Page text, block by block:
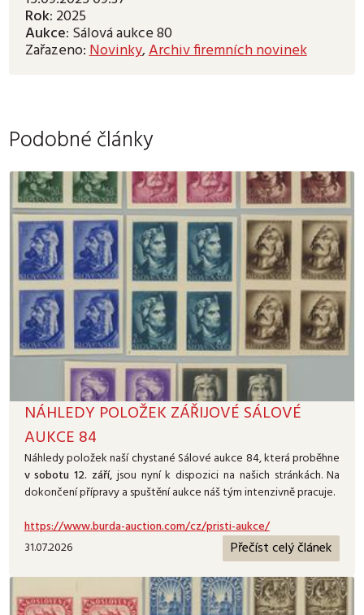
Rok: 2025
Aukce: Sálová aukce 80
Zařazeno:Novinky,Archiv firemních novinek
Podobné články
NÁHLEDY POLOŽEK ZÁŘIJOVÉ SÁLOVÉ
AUKCE 84
Náhledy položek naší chystané Sálové aukce 84, která proběhne
v sobotu 12. září, jsou nyní k dispozici na našich stránkách. Na
dokončení přípravy a spuštění aukce náš tým intenzivně pracuje.
https://www.burda-auction.com/cz/pristi-aukce/
31.07.2026
Přečíst celý článek